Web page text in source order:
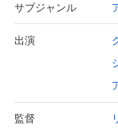
サブジャンル
出演
監督